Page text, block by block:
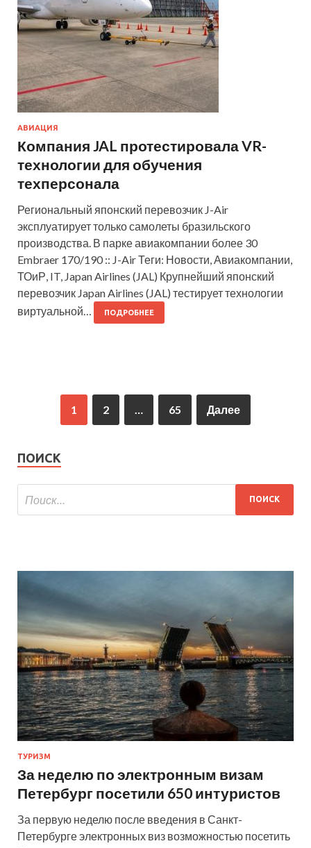
АВИАЦИЯ
Компания JAL протестировала VR-
технологии для обучения
техперсонала
Региональный японский перевозчик J-Air
эксплуатирует только самолеты бразильского
производства. В парке авиакомпании более 30
Embraer 170/190 :: J-Air Теги: Новости, Авиакомпании,
ТОиР, IT, Japan Airlines (JAL) Крупнейший японский
перевозчик Japan Airlines (JAL) тестирует технологии
виртуальной…
ПОДРОБНЕЕ
1 2 65 Далее
ПОИСК
ТУРИЗМ
За неделю по электронным визам
Петербург посетили 650 интуристов
За первую неделю после введения в Санкт-
Петербурге электронных виз возможностью посетить